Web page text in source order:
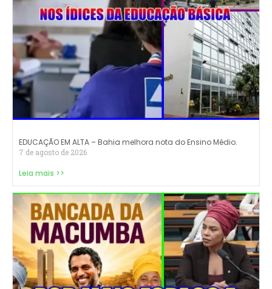
EDUCAÇÃO EM ALTA – Bahia melhora nota do Ensino Médio.
7 de agosto de 2026
Leia mais >>